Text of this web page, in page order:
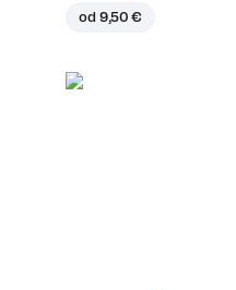
od 9,50 €